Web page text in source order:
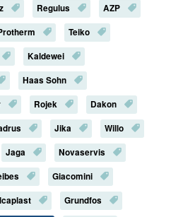
Regulus
AZP
Teiko
Kaldewei
Haas Sohn
Rojek
Dakon
Jika
Willo
Jaga
Novaservis
Giacomini
Grundfos